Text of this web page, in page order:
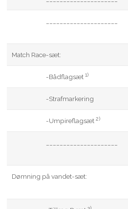
Match Race-sæt:
-Bådflagsæt 1)
-Strafmarkering
-Umpireflagsæt 2)
Dømning på vandet-sæt: